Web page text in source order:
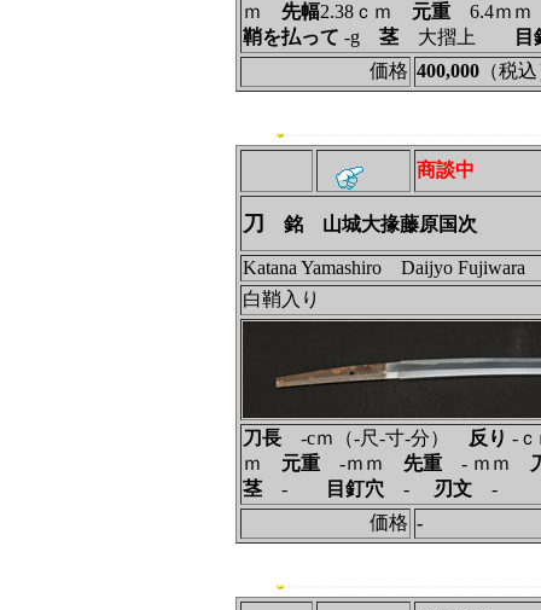
ｍ 先幅2.38ｃｍ 元重6.4ｍ
鞘を払って ‐g 茎大摺上
目
価格 400,000（税込
商談中
刀 銘 山城大掾藤原国次
Katana Yamashiro Daijyo Fujiwara
白鞘入り
刀長-cｍ（-尺-寸-分） 反り -
ｍ 元重-ｍｍ 先重- ｍｍ
茎- 目釘穴- 刃文
-
価格 -